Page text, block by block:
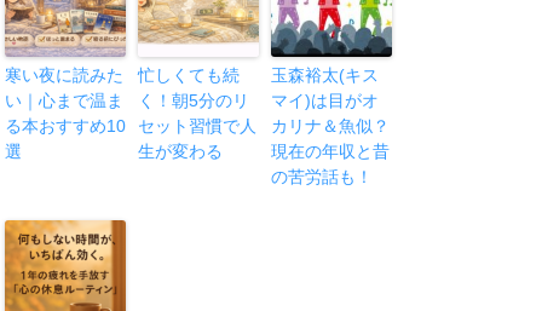
寒い夜に読みた
い｜心まで温ま
る本おすすめ10
選
忙しくても続
く！朝5分のリ
セット習慣で人
生が変わる
玉森裕太(キス
マイ)は目がオ
カリナ＆魚似？
現在の年収と昔
の苦労話も！